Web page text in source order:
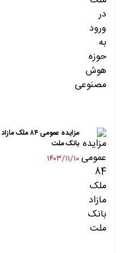
مزایده عمومی ۸۴ ملک مازاد
بانک ملت
۱۴۰۳/۱۱/۱۰